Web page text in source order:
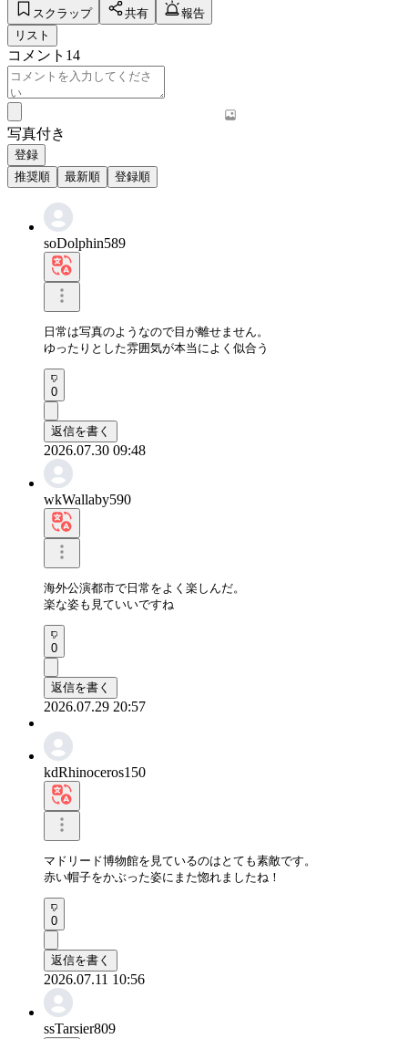
スクラップ 共有
報告
リスト
コメント 14
写真付き
登録
推奨順
最新順 登録順
soDolphin589
日常は写真のようなので目が離せません。
ゆったりとした雰囲気が本当によく似合う
0
返信を書く
2026.07.30 09:48
wkWallaby590
海外公演都市で日常をよく楽しんだ。
楽な姿も見ていいですね
0
返信を書く
2026.07.29 20:57
kdRhinoceros150
マドリード博物館を見ているのはとても素敵です。
赤い帽子をかぶった姿にまた惚れましたね！
0
返信を書く
2026.07.11 10:56
ssTarsier809